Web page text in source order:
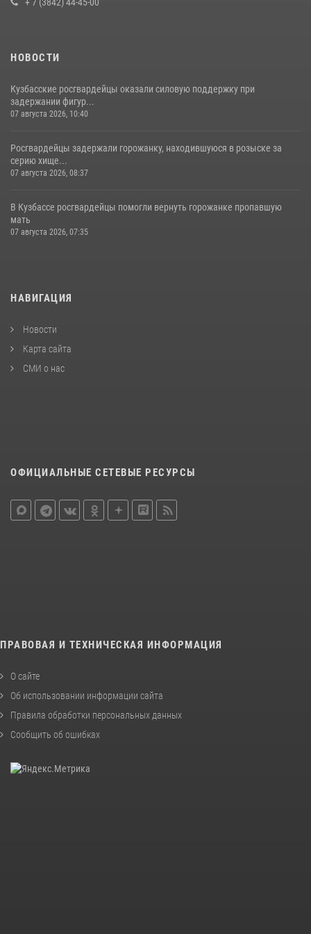
НОВОСТИ
Кузбасские росгвардейцы оказали силовую поддержку при
задержании фигур...
07 августа 2026, 10:40
Росгвардейцы задержали горожанку, находившуюся в розыске за
серию хище...
07 августа 2026, 08:37
В Кузбассе росгвардейцы помогли вернуть горожанке пропавшую
мать
07 августа 2026, 07:35
НАВИГАЦИЯ
Новости
Карта сайта
СМИ о нас
ОФИЦИАЛЬНЫЕ СЕТЕВЫЕ РЕСУРСЫ
ПРАВОВАЯ И ТЕХНИЧЕСКАЯ ИНФОРМАЦИЯ
О сайте
Об использовании информации сайта
Правила обработки персональных данных
Сообщить об ошибках